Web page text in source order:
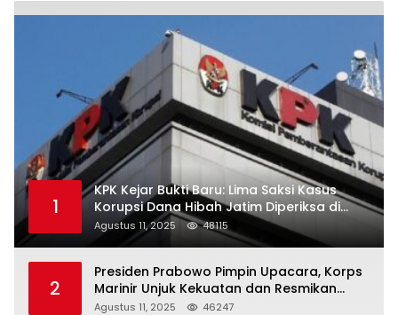
1
KPK Kejar Bukti Baru: Lima Saksi Kasus
Korupsi Dana Hibah Jatim Diperiksa di
Trenggalek
Agustus 11, 2025 48115
2
Presiden Prabowo Pimpin Upacara, Korps
Marinir Unjuk Kekuatan dan Resmikan
Struktur Baru
Agustus 11, 2025 46247